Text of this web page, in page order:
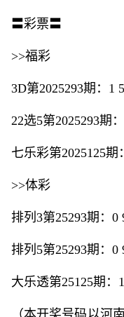
〓彩票〓
>>福彩
3D第2025293期：1
22选5第2025293期
七乐彩第2025125期
>>体彩
排列3第25293期：0
排列5第25293期：0
大乐透第25125期：